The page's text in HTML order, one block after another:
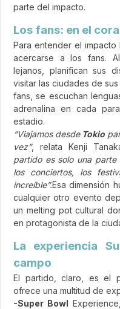
parte del impacto.
Los fans: en el
Para entender el impacto
acercarse a los fans.
lejanos, planifican sus
visitar las ciudades de
fans, se escuchan
adrenalina en cada
estadio.
“Viajamos desdeTokio
vez”, relata Kenji
partido es solo una parte
los conciertos, los
increíble”.Esa dimensión
cualquier otro evento
un melting pot cultural
en protagonista de la
La experiencia
campo
El partido, claro, es el
ofrece una multitud de
-Super Bowl